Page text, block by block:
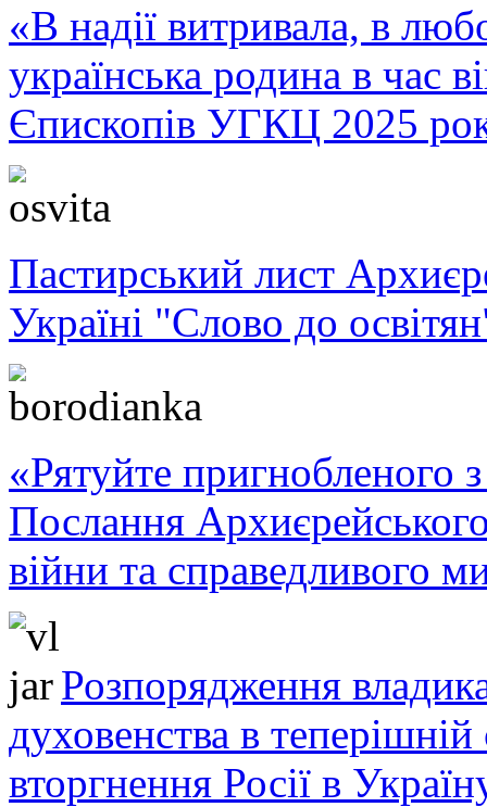
«В надії витривала, в
українська родина в час
Єпископів УГКЦ 2025
Пастирський лист
Україні "Слово до
«Рятуйте пригнобленого
Послання
війни та справедливого
Розпорядження
духовенства в теперішній
вторгнення Росії в